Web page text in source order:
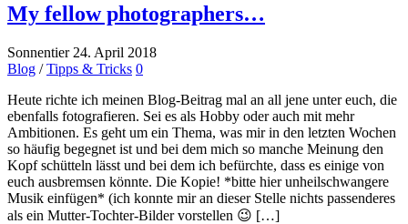
My fellow photographers…
Sonnentier 24. April 2018
Blog /Tipps & Tricks 0
Heute richte ich meinen Blog-Beitrag mal an all jene unter euch, die
ebenfalls fotografieren. Sei es als Hobby oder auch mit mehr
Ambitionen. Es geht um ein Thema, was mir in den letzten Wochen
so häufig begegnet ist und bei dem mich so manche Meinung den
Kopf schütteln lässt und bei dem ich befürchte, dass es einige von
euch ausbremsen könnte. Die Kopie! *bitte hier unheilschwangere
Musik einfügen* (ich konnte mir an dieser Stelle nichts passenderes
als ein Mutter-Tochter-Bilder vorstellen 😉 […]